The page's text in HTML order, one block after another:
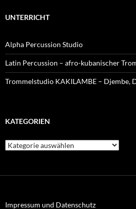
UNTERRICHT
Alpha Percussion Studio
Latin Percussion – afro-kubanischer
Trommelstudio KAKILAMBE – Djembe,
KATEGORIEN
Kategorien
Impressum und Datenschutz